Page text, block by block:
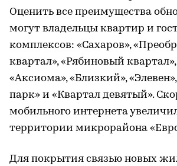
Оценить все преимущества
могут владельцы квартир и
комплексов: «Сахаров»,
квартал», «Рябиновый
«Аксиома», «Близкий»,
парк» и «Квартал девятый».
мобильного интернета
территории микрорайона
Для покрытия связью новых